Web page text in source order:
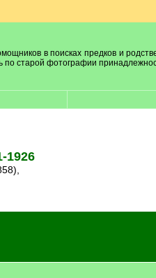
в поисках предков и
старой фотографии
1926